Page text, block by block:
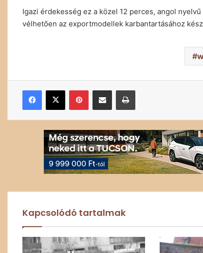
Igazi érdekesség ez a közel 12 perces, angol
vélhetően az exportmodellek karbantartásához
Facebook
X PinterestMegosztás email-ben Nyomtatás
Kapcsolódó tartalmak